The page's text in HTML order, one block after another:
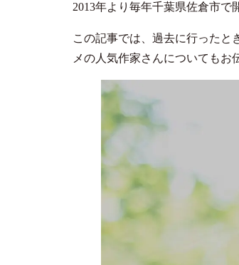
2013年より毎年千葉県佐倉市で
この記事では、過去に行ったと
メの人気作家さんについてもお